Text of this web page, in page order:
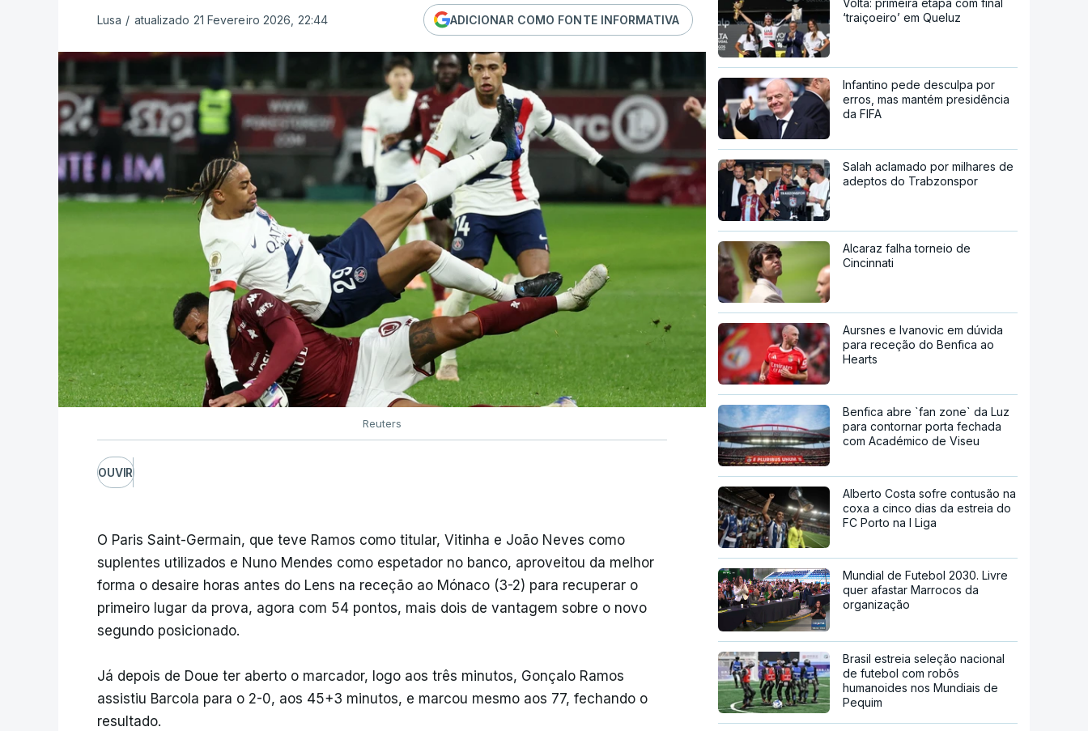
Lusa / atualizado 21 Fevereiro 2026, 22:44 ADICIONAR COMO FONTE INFORMATIVA
Reuters
OUVIR
O Paris Saint-Germain, que teve Ramos como titular, Vitinha e João Neves como
suplentes utilizados e Nuno Mendes como espetador no banco, aproveitou da melhor
forma o desaire horas antes do Lens na receção ao Mónaco (3-2) para recuperar o
primeiro lugar da prova, agora com 54 pontos, mais dois de vantagem sobre o novo
segundo posicionado.
Já depois de Doue ter aberto o marcador, logo aos três minutos, Gonçalo Ramos
assistiu Barcola para o 2-0, aos 45+3 minutos, e marcou mesmo aos 77, fechando o
resultado.
Volta: primeira etapa com final
‘traiçoeiro’ em Queluz
Infantino pede desculpa por
erros, mas mantém presidência
da FIFA
Salah aclamado por milhares de
adeptos do Trabzonspor
Alcaraz falha torneio de
Cincinnati
Aursnes e Ivanovic em dúvida
para receção do Benfica ao
Hearts
Benfica abre `fan zone` da Luz
para contornar porta fechada
com Académico de Viseu
Alberto Costa sofre contusão na
coxa a cinco dias da estreia do
FC Porto na I Liga
Mundial de Futebol 2030. Livre
quer afastar Marrocos da
organização
Brasil estreia seleção nacional
de futebol com robôs
humanoides nos Mundiais de
Pequim